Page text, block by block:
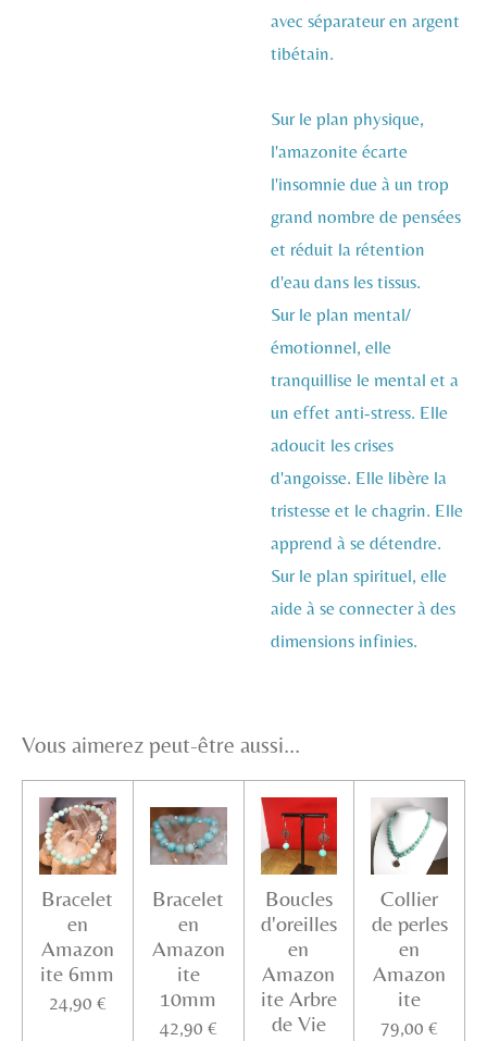
avec séparateur en argent
tibétain.
Sur le plan physique,
l'amazonite écarte
l'insomnie due à un trop
grand nombre de pensées
et réduit la rétention
d'eau dans les tissus.
Sur le plan mental/
émotionnel, elle
tranquillise le mental et a
un effet anti-stress. Elle
adoucit les crises
d'angoisse. Elle libère la
tristesse et le chagrin. Elle
apprend à se détendre.
Sur le plan spirituel, elle
aide à se connecter à des
dimensions infinies.
Vous aimerez peut-être aussi...
Bracelet
en
Amazon
ite 6mm
24,90 €
Bracelet
en
Amazon
ite
10mm
42,90 €
Boucles
d'oreilles
en
Amazon
ite Arbre
de Vie
Collier
de perles
en
Amazon
ite
79,00 €